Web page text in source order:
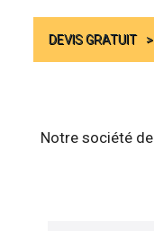
DEVIS GRATUIT
Notre société